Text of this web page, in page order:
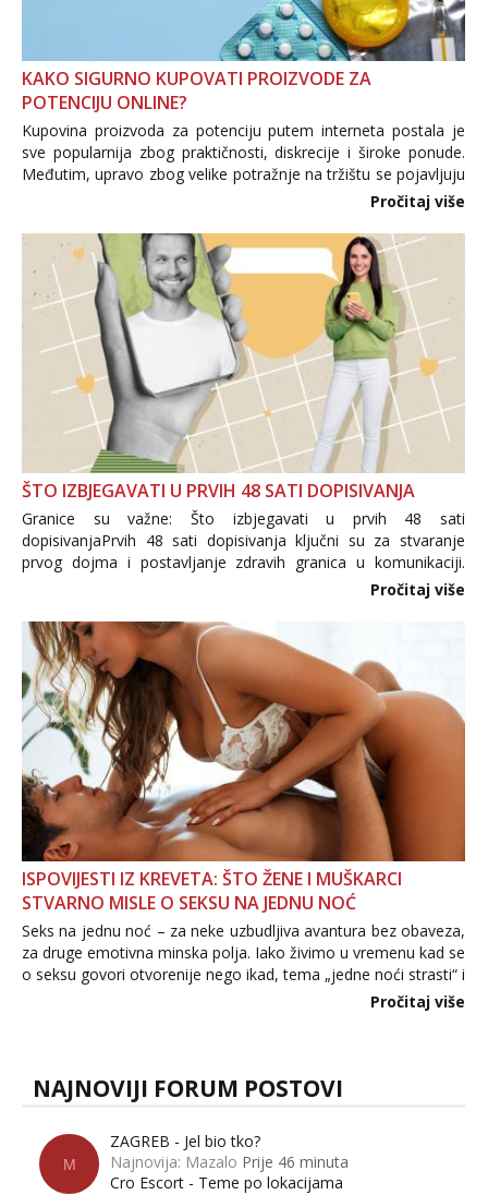
KAKO SIGURNO KUPOVATI PROIZVODE ZA
POTENCIJU ONLINE?
Kupovina proizvoda za potenciju putem interneta postala je
sve popularnija zbog praktičnosti, diskrecije i široke ponude.
Međutim, upravo zbog velike potražnje na tržištu se pojavljuju
i brojni krivotvoreni proizvodi, nepouzdane internetske
Pročitaj više
ŠTO IZBJEGAVATI U PRVIH 48 SATI DOPISIVANJA
Granice su važne: Što izbjegavati u prvih 48 sati
dopisivanjaPrvih 48 sati dopisivanja ključni su za stvaranje
prvog dojma i postavljanje zdravih granica u komunikaciji.
Važno je izbjeći prebrzo otkrivanje osobnih ili intimnih
informacija, jer nepoznata osoba još nije zaslužila to
povjerenje. Takođe...
Pročitaj više
ISPOVIJESTI IZ KREVETA: ŠTO ŽENE I MUŠKARCI
STVARNO MISLE O SEKSU NA JEDNU NOĆ
Seks na jednu noć – za neke uzbudljiva avantura bez obaveza,
za druge emotivna minska polja. Iako živimo u vremenu kad se
o seksu govori otvorenije nego ikad, tema „jedne noći strasti“ i
dalje izaziva burne rasprave. Što zapravo misle žene, a što
Pročitaj više
NAJNOVIJI FORUM POSTOVI
M
ZAGREB - Jel bio tko?
Najnovija: Mazalo Prije 46 minuta
Cro Escort - Teme po lokacijama